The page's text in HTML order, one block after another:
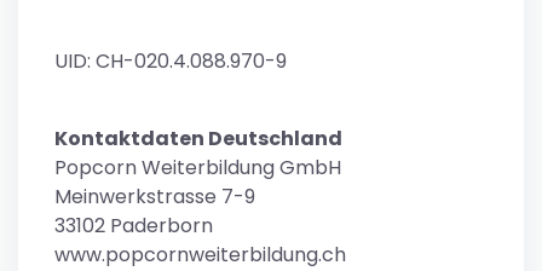
UID: CH-020.4.088.970-9
Kontaktdaten Deutschland
Popcorn Weiterbildung GmbH
Meinwerkstrasse 7-9
33102 Paderborn
www.popcornweiterbildung.ch